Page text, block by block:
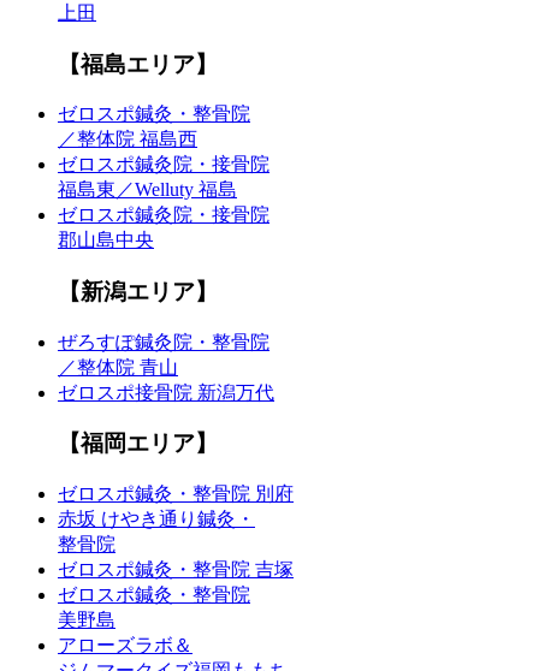
上田
【福島エリア】
ゼロスポ鍼灸・整骨院
／整体院 福島西
ゼロスポ鍼灸院・接骨院
福島東／Welluty 福島
ゼロスポ鍼灸院・接骨院
郡山島中央
【新潟エリア】
ぜろすぽ鍼灸院・整骨院
／整体院 青山
ゼロスポ接骨院 新潟万代
【福岡エリア】
ゼロスポ鍼灸・整骨院 別府
赤坂 けやき通り鍼灸・
整骨院
ゼロスポ鍼灸・整骨院 吉塚
ゼロスポ鍼灸・整骨院
美野島
アローズラボ＆